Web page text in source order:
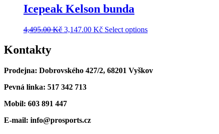
Icepeak Kelson bunda
4,495.00Kč 3,147.00 Kč Select options
Kontakty
Prodejna: Dobrovského 427/2, 68201 Vyškov
Pevná linka: 517 342 713
Mobil: 603 891 447
E-mail: info@prosports.cz